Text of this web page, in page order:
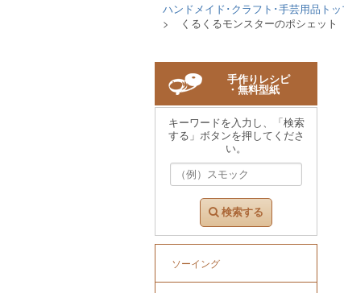
ハンドメイド･クラフト･手芸用品ト
くるくるモンスターのポシェット
手作りレシピ
・無料型紙
キーワードを入力し、「検索
する」ボタンを押してくださ
い。
検索する
ソーイング